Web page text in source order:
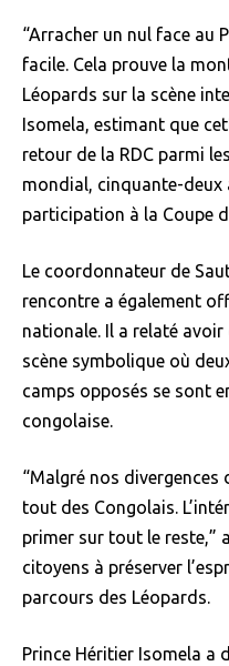
“Arracher un nul face au
facile. Cela prouve la
Léopards sur la scène
Isomela, estimant que
retour de la RDC parmi
mondial, cinquante-deux
participation à la Coupe
Le coordonnateur de
rencontre a également
nationale. Il a relaté
scène symbolique où
camps opposés se sont
congolaise.
“Malgré nos divergences
tout des Congolais.
primer sur tout le reste,”
citoyens à préserver
parcours des Léopards.
Prince Héritier Isomela a